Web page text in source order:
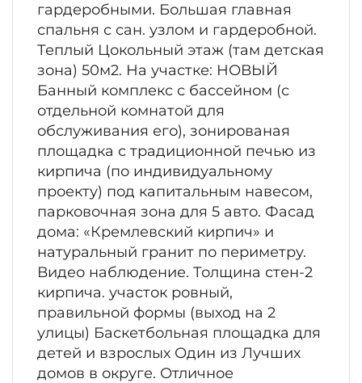
гардеробными. Большая главная
спальня с сан. узлом и гардеробной.
Теплый Цокольный этаж (там детская
зона) 50м2. На участке: НОВЫЙ
Банный комплекс с бассейном (с
отдельной комнатой для
обслуживания его), зонированая
площадка с традиционной печью из
кирпича (по индивидуальному
проекту) под капитальным навесом,
парковочная зона для 5 авто. Фасад
дома: «Кремлевский кирпич» и
натуральный гранит по периметру.
Видео наблюдение. Толщина стен-2
кирпича. участок ровный,
правильной формы (выход на 2
улицы) Баскетбольная площадка для
детей и взрослых Один из Лучших
домов в округе. Отличное